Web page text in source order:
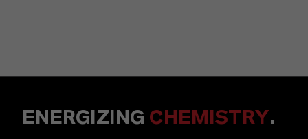
ENERGIZING CHEMISTRY.